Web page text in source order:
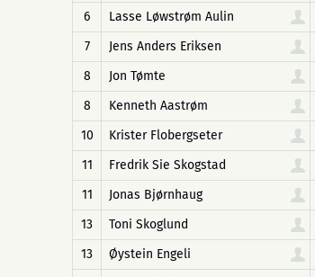
6
Lasse Løwstrøm Aulin
7
Jens Anders Eriksen
8
Jon Tømte
8
Kenneth Aastrøm
10
Krister Flobergseter
11
Fredrik Sie Skogstad
11
Jonas Bjørnhaug
13
Toni Skoglund
13
Øystein Engeli